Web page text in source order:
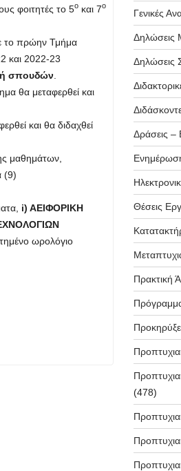
φοιτητές το 5ο και 7ο
το πρώην Τμήμα
και 2022-23
σπουδών
θα μεταφερθεί και
και θα διδαχθεί
μαθημάτων,
(9)
i) ΑΕΙΦΟΡΙΚΗ
ωρολόγιο
Γενικές
Δηλώσεις
Δηλώσεις
Δράσεις –
Θέσεις
Πρακτική
(478)